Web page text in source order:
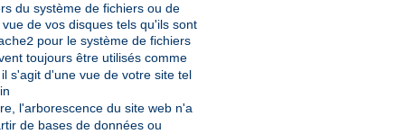
du système de fichiers ou de
de vos disques tels qu'ils sont
pour le système de fichiers
toujours être utilisés comme
s'agit d'une vue de votre site tel
l'arborescence du site web n'a
de bases de données ou